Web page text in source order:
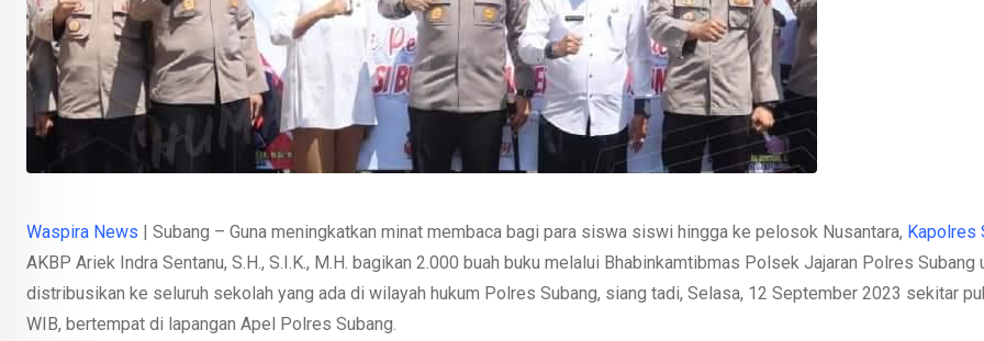
Waspira News | Subang – Guna meningkatkan minat membaca bagi para siswa siswi hingga ke pelosok Nusantara, Kapolres
AKBP Ariek Indra Sentanu, S.H., S.I.K., M.H. bagikan 2.000 buah buku melalui Bhabinkamtibmas Polsek Jajaran Polres Subang
distribusikan ke seluruh sekolah yang ada di wilayah hukum Polres Subang, siang tadi, Selasa, 12 September 2023 sekitar
WIB, bertempat di lapangan Apel Polres Subang.